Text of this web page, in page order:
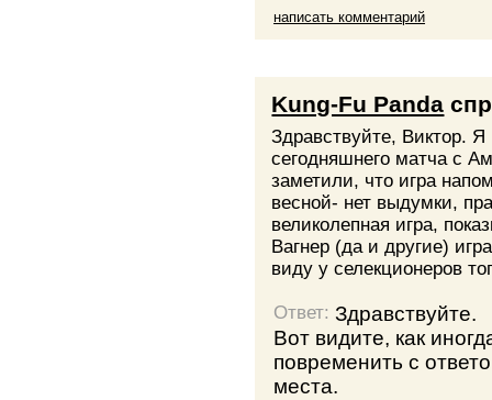
написать комментарий
Kung-Fu Panda
Здравствуйте, Виктор.
сегодняшнего матча с
заметили, что игра
весной- нет выдумки,
великолепная игра,
Вагнер (да и другие)
виду у селекционеров
Ответ:Здравствуйте.
Вот видите, как
повременить с
места.